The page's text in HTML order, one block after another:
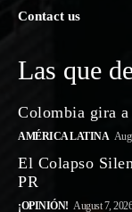
Contact us
Las que
Colombia gira a
AMÉRICA LATINA
El Colapso
PR
¡OPINIÓN! August 7, 2026